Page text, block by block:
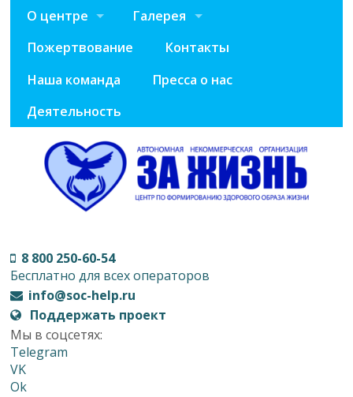
О центре
Галерея
Пожертвование
Контакты
Наша команда
Пресса о нас
Деятельность
8 800 250-60-54
Бесплатно для всех операторов
info@soc-help.ru
Поддержать проект
Мы в соцсетях:
Telegram
VK
Ok